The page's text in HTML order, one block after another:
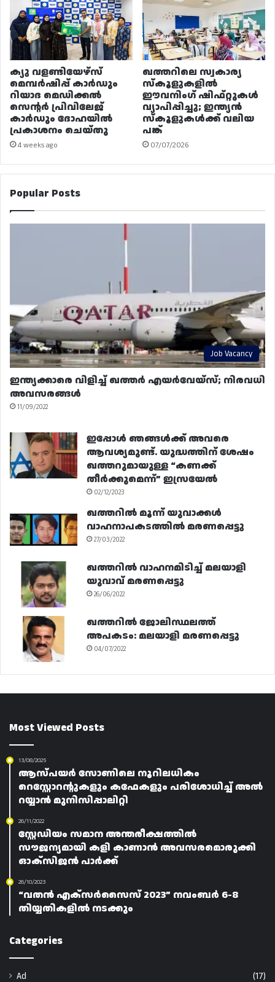
ക്യു വളണ്ടിയേഴ്‌സ്
മെമ്പർഷിപ്പ് കാർഡും
റിയാദ മെഡിക്കൽ
സെന്റർ പ്രിവിലേജ്
കാർഡും ദോഹയിൽ
പ്രകാശനം ചെയ്തു
4 weeks ago
ഖത്തറിലെ സ്വകാര്യ
സ്കൂളുകളിൽ
ഈവനിംഗ് ഷിഫ്റ്റുകൾ
വ്യാപിപ്പിച്ചു; ഇന്ത്യൻ
സ്കൂളുകൾക്ക് വലിയ
പങ്ക്
07/07/2026
Popular Posts
Job Vacancy
ഇന്ത്യക്കാരെ വിളിച്ച് ഖത്തർ എയർവേയ്‌സ്; നിരവധി
അവസരങ്ങൾ
11/09/2022
ഇപ്പോൾ ഞങ്ങൾക്ക് അവരെ
ആവശ്യമുണ്ട്. യുദ്ധത്തിന് ശേഷം
ഖത്തറുമായുള്ള “കണക്ക്
തീർക്കുമെന്ന്” ഇസ്രയേൽ
02/12/2023
ഖത്തറിൽ മൂന്ന് യുവാക്കൾ
വാഹനാപകടത്തിൽ മരണപ്പെട്ടു
27/03/2022
ഖത്തറിൽ വാഹനമിടിച്ച് മലയാളി
യുവാവ് മരണപ്പെട്ടു
26/06/2022
ഖത്തറിൽ ജോലിസ്ഥലത്ത്
അപകടം: മലയാളി മരണപ്പെട്ടു
04/07/2022
Most Viewed Posts
13/08/2025
ആസ്‌പയർ സോണിലെ നൂറിലധികം
റെസ്റ്റോറന്റുകളും കഫേകളും പരിശോധിച്ച് അൽ
റയ്യാൻ മുനിസിപ്പാലിറ്റി
26/11/2022
സ്റ്റേഡിയം സമാന അന്തരീക്ഷത്തിൽ
സൗജന്യമായി കളി കാണാൻ അവസരമൊരുക്കി
ഓക്സിജൻ പാർക്ക്
26/10/2023
“വതൻ എക്സർസൈസ് 2023” നവംബർ 6-8
തിയ്യതികളിൽ നടക്കും
Categories
Ad
(17)